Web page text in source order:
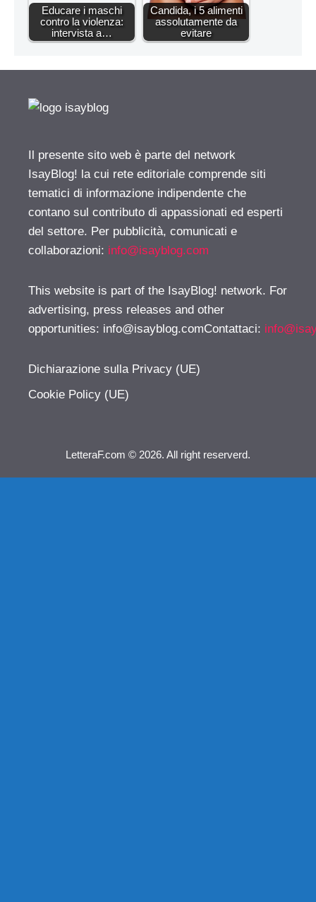
Educare i maschi
contro la violenza:
intervista a…
Candida, i 5 alimenti
assolutamente da
evitare
Il presente sito web è parte del network
IsayBlog! la cui rete editoriale comprende siti
tematici di informazione indipendente che
contano sul contributo di appassionati ed esperti
del settore. Per pubblicità, comunicati e
collaborazioni: info@isayblog.com
This website is part of the IsayBlog! network. For
advertising, press releases and other
opportunities: info@isayblog.comContattaci:
Dichiarazione sulla Privacy (UE)
Cookie Policy (UE)
LetteraF.com © 2026. All right reserverd.